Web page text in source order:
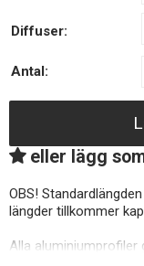
Diffuser:
Antal:
eller lägg
OBS!
längder tillkommer
Alla aluminiumprofiler